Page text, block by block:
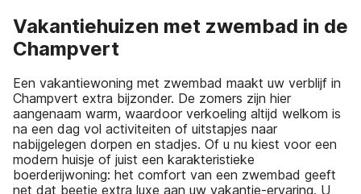
Vakantiehuizen met zwembad in de
Champvert
Een vakantiewoning met zwembad maakt uw verblijf in
Champvert extra bijzonder. De zomers zijn hier
aangenaam warm, waardoor verkoeling altijd welkom is
na een dag vol activiteiten of uitstapjes naar
nabijgelegen dorpen en stadjes. Of u nu kiest voor een
modern huisje of juist een karakteristieke
boerderijwoning: het comfort van een zwembad geeft
net dat beetje extra luxe aan uw vakantie-ervaring. U